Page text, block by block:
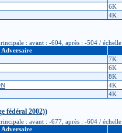
6K
4K
: avant : -604, après : -504 /
Adversaire
7K
6K
8K
4K
4K
fédéral 2002))
: avant : -677, après : -604 /
Adversaire